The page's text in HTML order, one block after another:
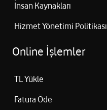
İnsan Kaynakları
Hizmet Yönetimi Politikası
Online İşlemler
TL Yükle
Fatura Öde